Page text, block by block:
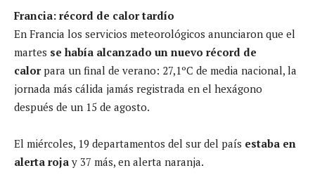
Francia: récord de calor tardío
En Francia los servicios meteorológicos anunciaron que el
martes se había alcanzado un nuevo récord de
calorpara un final de verano: 27,1ºC de media nacional, la
jornada más cálida jamás registrada en el hexágono
después de un 15 de agosto.
El miércoles, 19 departamentos del sur del país estaba en
alerta roja y 37 más, en alerta naranja.